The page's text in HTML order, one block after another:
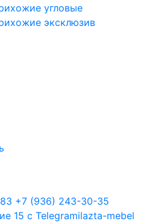
угловые
эксклюзив
+7 (936) 243-30-35
15 с Telegramilazta-mebel